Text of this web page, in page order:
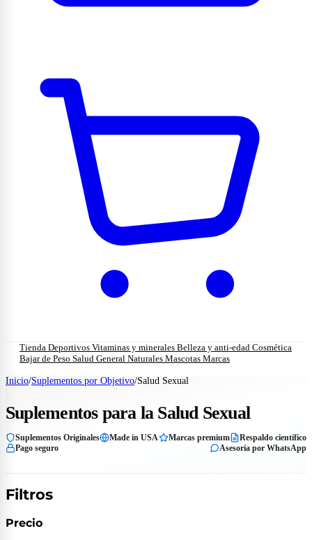
Tienda Deportivos Vitaminas y minerales Belleza y anti-edad Cosmética
Bajar de Peso Salud General Naturales Mascotas Marcas
Inicio/Suplementos por Objetivo/Salud Sexual
Suplementos para la Salud Sexual
Suplementos Originales Made in USA Marcas premium
Respaldo científico
Pago seguro
Asesoría por WhatsApp
Filtros
Precio